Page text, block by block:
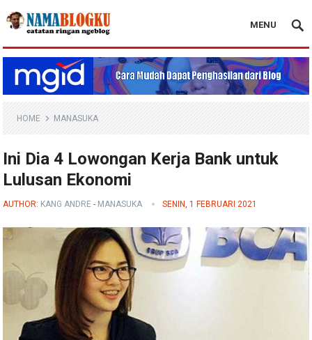
Nama Blogku
MENU
HOME MANASUKA
Ini Dia 4 Lowongan Kerja Bank untuk
Lulusan Ekonomi
AUTHOR: KANG ANDRE - MANASUKA SENIN, 1 FEBRUARI 2021